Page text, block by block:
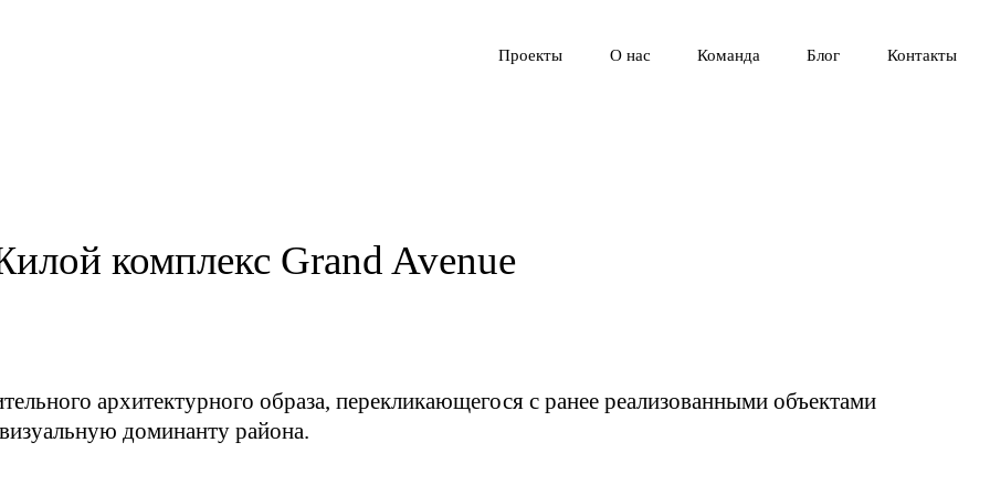
Проекты О нас Команда Блог Контакты
комплекс Grand Avenue
архитектурного образа, перекликающегося с ранее реализованными объектами
доминанту района.